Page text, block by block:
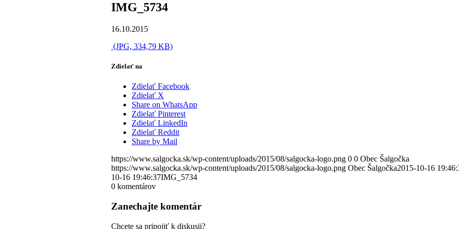
IMG_5734
16.10.2015
(JPG, 334,79 KB)
Zdielať na
Zdielať Facebook
Zdielať X
Share on WhatsApp
Zdielať Pinterest
Zdielať LinkedIn
Zdielať Reddit
Share by Mail
https://www.salgocka.sk/wp-content/uploads/2015/08/salgocka-logo.png 0 0 Obec Šalgočka
https://www.salgocka.sk/wp-content/uploads/2015/08/salgocka-logo.png Obec Šalgočka2015-10-16
10-16 19:46:37IMG_5734
0 komentárov
Zanechajte komentár
Chcete sa pripojiť k diskusii?